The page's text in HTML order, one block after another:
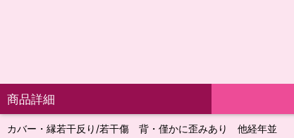
商品詳細
カバー・縁若干反り/若干傷 背・僅かに歪みあり 他経年並